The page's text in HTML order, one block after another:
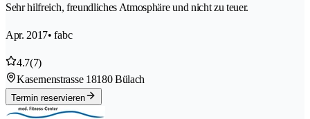
Sehr hilfreich, freundliches Atmosphäre und nicht zu teuer.
Apr. 2017• fabc
4.7(7)
Kasernenstrasse 18180 Bülach
Termin reservieren